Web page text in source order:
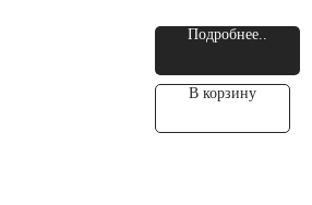
Подробнее..
В корзину